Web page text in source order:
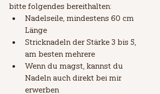
bitte folgendes bereithalten:
Nadelseile, mindestens 60 cm
Länge
Stricknadeln der Stärke 3 bis 5,
am besten mehrere
Wenn du magst, kannst du
Nadeln auch direkt bei mir
erwerben